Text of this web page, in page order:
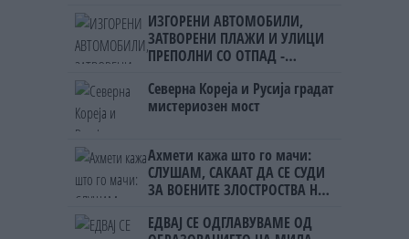
ИЗГОРЕНИ АВТОМОБИЛИ,
ЗАТВОРЕНИ ПЛАЖИ И УЛИЦИ
ПРЕПОЛНИ СО ОТПАД -
мигрантскиот бран кон Сеута
Северна Кореја и Русија градат
мистериозен мост
Ахмети кажа што го мачи:
СЛУШАМ, САКААТ ДА СЕ СУДИ
ЗА ВОЕНИТЕ ЗЛОСТРОСТВА НА
ЕДВАЈ СЕ ОДГЛАВУВАМЕ ОД